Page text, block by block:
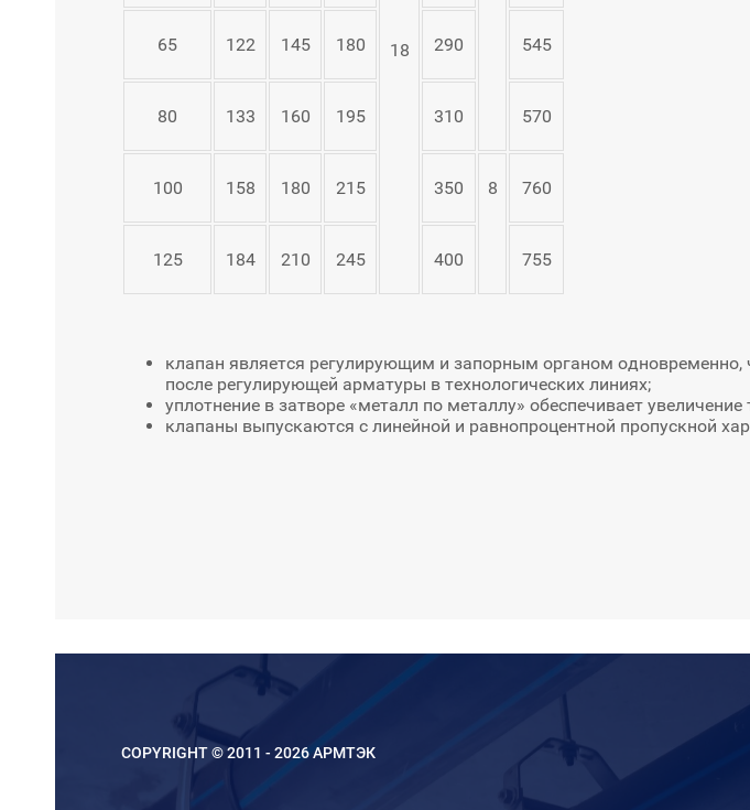
18
65 122 145 180 290 545
80 133 160 195 310 570
100 158 180 215 350 8 760
125 184 210 245 400 755
клапан является регулирующим и запорным органом
после регулирующей арматуры в технологических линиях;
уплотнение в затворе «металл по металлу» обеспечивает
клапаны выпускаются с линейной и равнопроцентной пропускной
COPYRIGHT © 2011 - 2026 АРМТЭК